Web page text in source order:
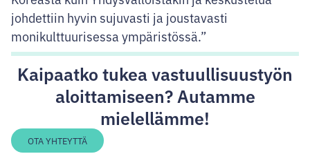
johdettiin hyvin sujuvasti ja joustavasti
monikulttuurisessa ympäristössä.”
Kaipaatko tukea vastuullisuustyön
aloittamiseen? Autamme
mielellämme!
OTA YHTEYTTÄ